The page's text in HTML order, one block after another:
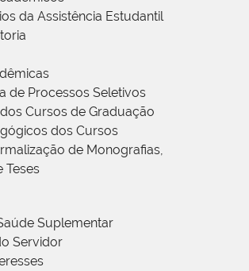
da Assistência Estudantil
de Processos Seletivos
Cursos de Graduação
dos Cursos
de Monografias,
Teses
Suplementar
Servidor